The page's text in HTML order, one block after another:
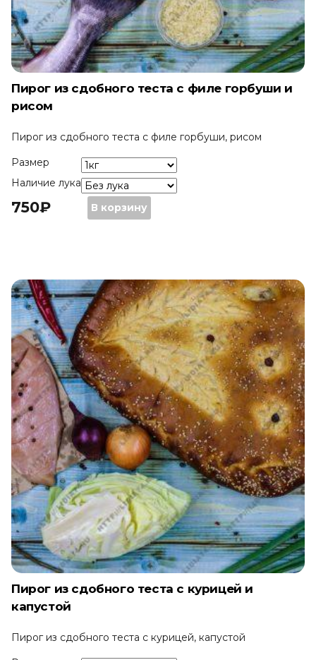
Пирог из сдобного теста с филе горбуши и
рисом
Пирог из сдобного теста с филе горбуши, рисом
Размер
Наличие лука
750₽
Количество
филе
горбуши
и
рисом
В корзину
750₽
Пирог из сдобного теста с курицей и
капустой
Пирог из сдобного теста с курицей, капустой